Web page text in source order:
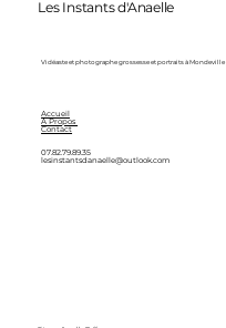
Les Instants d'Anaelle
Vidéaste et photographe grossesse et portraits à Mondeville
Accueil
A Propos
Contact
07.82.79.89.35
lesinstantsdanaelle@outlook.com